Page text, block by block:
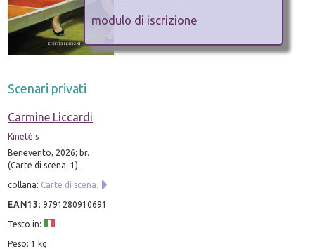
Scenari privati
Carmine Liccardi
Kinetè's
Benevento, 2026; br.
(Carte di scena. 1).
collana: Carte di scena.
EAN13 :9791280910691
Testo in:
Peso: 1 kg
modulo di iscrizione